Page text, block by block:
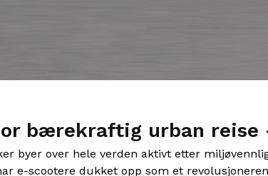
bærekraftig urban reise
byer over hele verden aktivt etter
e-scootere dukket opp som et